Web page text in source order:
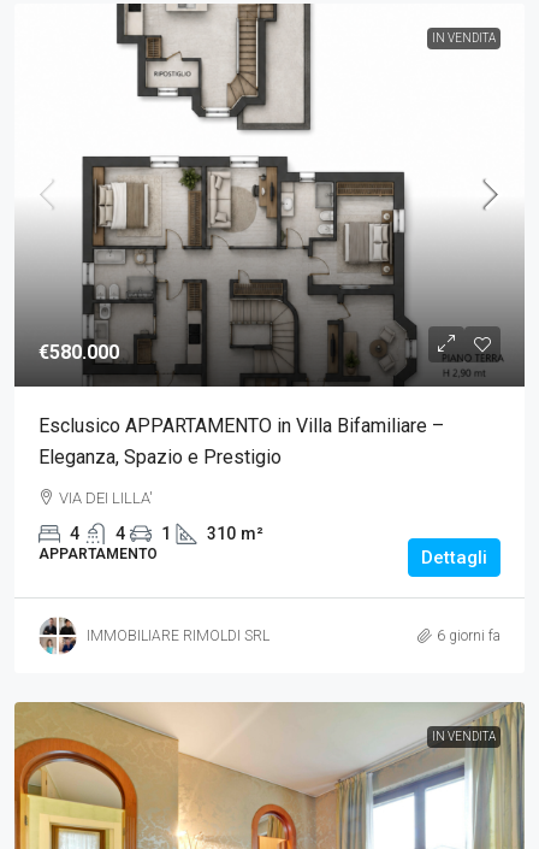
IN VENDITA
€580.000
Esclusico APPARTAMENTO in Villa Bifamiliare –
Eleganza, Spazio e Prestigio
VIA DEI LILLA'
4 4 1 310 m²
APPARTAMENTO Dettagli
IMMOBILIARE RIMOLDI SRL 6 giorni fa
IN VENDITA